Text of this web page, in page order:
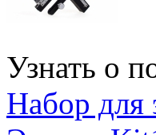
Узнать о
Набор для